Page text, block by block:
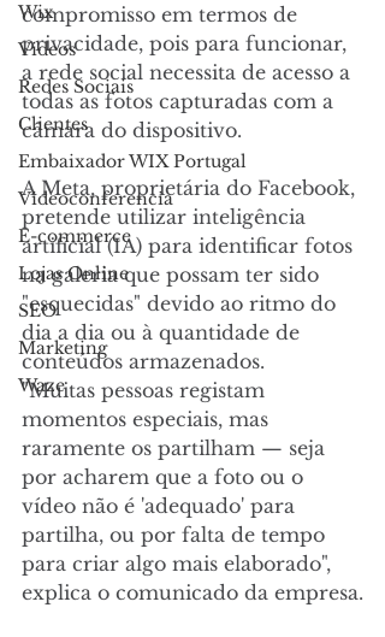
Wix
Videos
Redes Sociais
Clientes
Embaixador WIX Portugal
Videoconferencia
E-commerce
Lojas Online
SEO
Marketing
Waze
compromisso em termos de
privacidade, pois para funcionar,
a rede social necessita de acesso a
todas as fotos capturadas com a
câmara do dispositivo.
A Meta, proprietária do Facebook,
pretende utilizar inteligência
artificial (IA) para identificar fotos
na galeria que possam ter sido
"esquecidas" devido ao ritmo do
dia a dia ou à quantidade de
conteúdos armazenados.
"Muitas pessoas registam
momentos especiais, mas
raramente os partilham — seja
por acharem que a foto ou o
vídeo não é 'adequado' para
partilha, ou por falta de tempo
para criar algo mais elaborado",
explica o comunicado da empresa.